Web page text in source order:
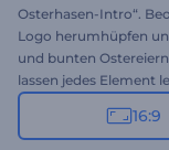
Osterhasen-Intro“.
Logo herumhüpfen
und bunten
lassen jedes Element
Intro schnell und
Hintergrundmusik an
16:9